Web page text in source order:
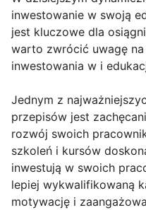
inwestowanie w swoją
jest kluczowe dla
warto zwrócić uwagę
inwestowania w i
Jednym z
przepisów jest
rozwój swoich
szkoleń i kursów
inwestują w swoich
lepiej wykwalifikowaną
motywację i